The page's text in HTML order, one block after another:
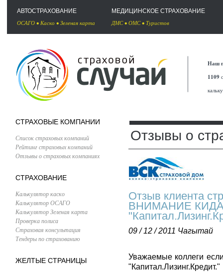
АВТОСТРАХОВАНИЕ
ОСАГО • Каско • Зеленая карта
МЕДИЦИНСКОЕ СТРАХОВАНИЕ
ДМС• ОМС• Туристов
Наш
1109
СТРАХОВЫЕ КОМПАНИИ
Список страховых компаний
Рейтинг страховых компаний
Отзывы о страховых компаниях
СТРАХОВАНИЕ
Калькулятор каско
Калькулятор ОСАГО
Калькулятор Зеленая карта
Проверка полиса
Страховая консультация
Тендеры по страхованию
ЖЕЛТЫЕ СТРАНИЦЫ
Отзывы о
Отзыв клиента
ВНИМАНИЕ
09 / 12 / 2011 Чагытай
Уважаемые коллеги